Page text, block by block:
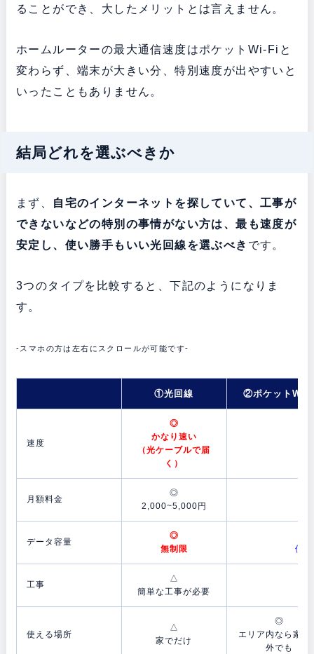
ることができ、大したメリットとは言えません。
ホームルーターの最大通信速度はポケットWi-Fiと
変わらず、端末が大きい分、特別速度が出やすいと
いったこともありません。
結局どれを選ぶべきか
まず、
自宅のインターネットを探していて、工事が
できないなどの特別の事情がない方は、最も速度が
安定し、使い勝手もいい光回線を選ぶべき です。
3つのタイプを比較すると、下記のようになりま
す。
-スマホの方は左右にスクロールが可能です-
①光回線 ②ポケットW-
速度
◎
かなり速い
（光ケーブルで届
く）
月額料金
◎
2,000~5,000円
データ容量
◎
無制限
使
工事
△
簡単な工事が必要
使える場所
△
家でだけ
◎
エリア内なら家で
外でも